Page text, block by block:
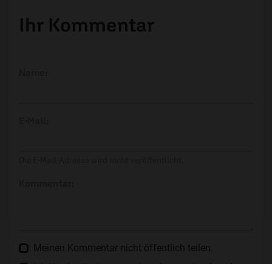
Ihr Kommentar
Meinen Kommentar nicht öffentlich teilen.